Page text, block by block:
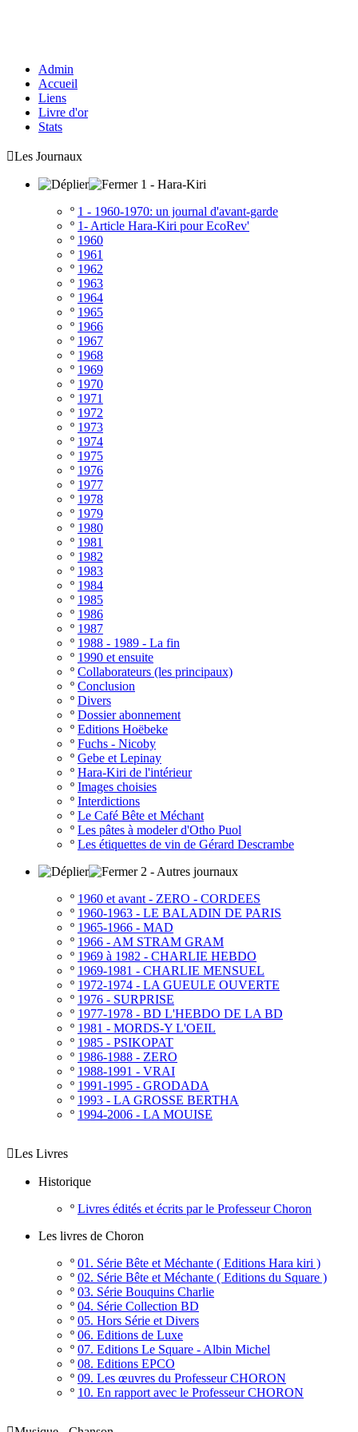
Admin
Accueil
Liens
Livre d'or
Stats
Les Journaux
1 - Hara-Kiri
º 1 - 1960-1970: un journal d'avant-garde
º 1- Article Hara-Kiri pour EcoRev'
º 1960
º 1961
º 1962
º 1963
º 1964
º 1965
º 1966
º 1967
º 1968
º 1969
º 1970
º 1971
º 1972
º 1973
º 1974
º 1975
º 1976
º 1977
º 1978
º 1979
º 1980
º 1981
º 1982
º 1983
º 1984
º 1985
º 1986
º 1987
º 1988 - 1989 - La fin
º 1990 et ensuite
º Collaborateurs (les principaux)
º Conclusion
º Divers
º Dossier abonnement
º Editions Hoëbeke
º Fuchs - Nicoby
º Gebe et Lepinay
º Hara-Kiri de l'intérieur
º Images choisies
º Interdictions
º Le Café Bête et Méchant
º Les pâtes à modeler d'Otho Puol
º Les étiquettes de vin de Gérard Descrambe
2 - Autres journaux
º 1960 et avant - ZERO - CORDEES
º 1960-1963 - LE BALADIN DE PARIS
º 1965-1966 - MAD
º 1966 - AM STRAM GRAM
º 1969 à 1982 - CHARLIE HEBDO
º 1969-1981 - CHARLIE MENSUEL
º 1972-1974 - LA GUEULE OUVERTE
º 1976 - SURPRISE
º 1977-1978 - BD L'HEBDO DE LA BD
º 1981 - MORDS-Y L'OEIL
º 1985 - PSIKOPAT
º 1986-1988 - ZERO
º 1988-1991 - VRAI
º 1991-1995 - GRODADA
º 1993 - LA GROSSE BERTHA
º 1994-2006 - LA MOUISE
Les Livres
Historique
º Livres édités et écrits par le Professeur Choron
Les livres de Choron
º 01. Série Bête et Méchante ( Editions Hara kiri )
º 02. Série Bête et Méchante ( Editions du Square )
º 03. Série Bouquins Charlie
º 04. Série Collection BD
º 05. Hors Série et Divers
º 06. Editions de Luxe
º 07. Editions Le Square - Albin Michel
º 08. Editions EPCO
º 09. Les œuvres du Professeur CHORON
º 10. En rapport avec le Professeur CHORON